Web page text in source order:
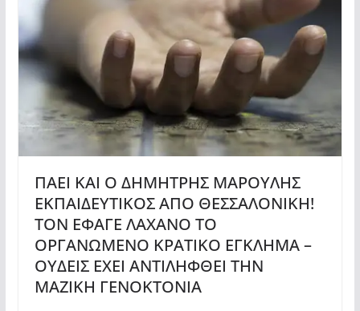
ΠΑΕΙ ΚΑΙ Ο ΔΗΜΗΤΡΗΣ ΜΑΡΟΥΛΗΣ
ΕΚΠΑΙΔΕΥΤΙΚΟΣ ΑΠΟ ΘΕΣΣΑΛΟΝΙΚΗ!
ΤΟΝ ΕΦΑΓΕ ΛΑΧΑΝΟ ΤΟ
ΟΡΓΑΝΩΜΕΝΟ ΚΡΑΤΙΚΟ ΕΓΚΛΗΜΑ –
ΟΥΔΕΙΣ ΕΧΕΙ ΑΝΤΙΛΗΦΘΕΙ ΤΗΝ
ΜΑΖΙΚΗ ΓΕΝΟΚΤΟΝΙΑ